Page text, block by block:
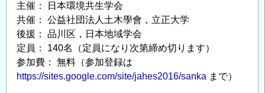
主催： 日本環境共生学会
共催： 公益社団法人土木學會，立正大学
後援： 品川区，日本地域学会
定員： 140名（定員になり次第締め切ります）
参加費： 無料（参加登録は
https://sites.google.com/site/jahes2016/sanka まで）